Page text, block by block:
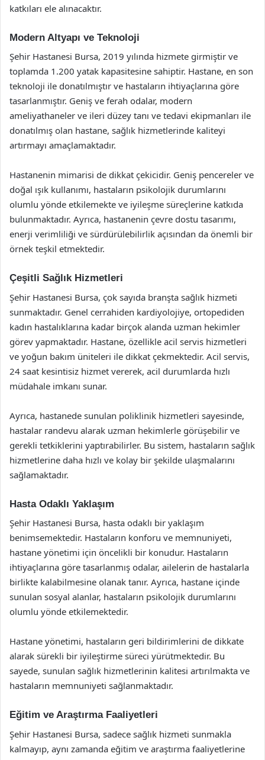
katkıları ele alınacaktır.
Modern Altyapı ve Teknoloji
Şehir Hastanesi Bursa, 2019 yılında hizmete girmiştir ve
toplamda 1.200 yatak kapasitesine sahiptir. Hastane, en son
teknoloji ile donatılmıştır ve hastaların ihtiyaçlarına göre
tasarlanmıştır. Geniş ve ferah odalar, modern
ameliyathaneler ve ileri düzey tanı ve tedavi ekipmanları ile
donatılmış olan hastane, sağlık hizmetlerinde kaliteyi
artırmayı amaçlamaktadır.
Hastanenin mimarisi de dikkat çekicidir. Geniş pencereler ve
doğal ışık kullanımı, hastaların psikolojik durumlarını
olumlu yönde etkilemekte ve iyileşme süreçlerine katkıda
bulunmaktadır. Ayrıca, hastanenin çevre dostu tasarımı,
enerji verimliliği ve sürdürülebilirlik açısından da önemli bir
örnek teşkil etmektedir.
Çeşitli Sağlık Hizmetleri
Şehir Hastanesi Bursa, çok sayıda branşta sağlık hizmeti
sunmaktadır. Genel cerrahiden kardiyolojiye, ortopediden
kadın hastalıklarına kadar birçok alanda uzman hekimler
görev yapmaktadır. Hastane, özellikle acil servis hizmetleri
ve yoğun bakım üniteleri ile dikkat çekmektedir. Acil servis,
24 saat kesintisiz hizmet vererek, acil durumlarda hızlı
müdahale imkanı sunar.
Ayrıca, hastanede sunulan poliklinik hizmetleri sayesinde,
hastalar randevu alarak uzman hekimlerle görüşebilir ve
gerekli tetkiklerini yaptırabilirler. Bu sistem, hastaların sağlık
hizmetlerine daha hızlı ve kolay bir şekilde ulaşmalarını
sağlamaktadır.
Hasta Odaklı Yaklaşım
Şehir Hastanesi Bursa, hasta odaklı bir yaklaşım
benimsemektedir. Hastaların konforu ve memnuniyeti,
hastane yönetimi için öncelikli bir konudur. Hastaların
ihtiyaçlarına göre tasarlanmış odalar, ailelerin de hastalarla
birlikte kalabilmesine olanak tanır. Ayrıca, hastane içinde
sunulan sosyal alanlar, hastaların psikolojik durumlarını
olumlu yönde etkilemektedir.
Hastane yönetimi, hastaların geri bildirimlerini de dikkate
alarak sürekli bir iyileştirme süreci yürütmektedir. Bu
sayede, sunulan sağlık hizmetlerinin kalitesi artırılmakta ve
hastaların memnuniyeti sağlanmaktadır.
Eğitim ve Araştırma Faaliyetleri
Şehir Hastanesi Bursa, sadece sağlık hizmeti sunmakla
kalmayıp, aynı zamanda eğitim ve araştırma faaliyetlerine